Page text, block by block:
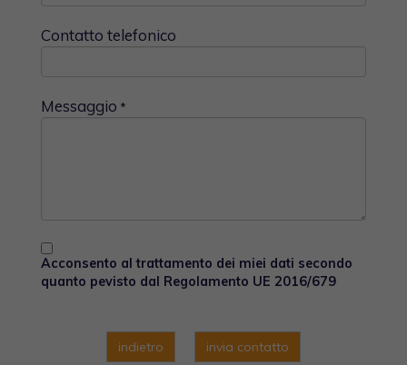
Contatto telefonico
Messaggio *
Acconsento al trattamento dei miei dati secondo
quanto pevisto dal Regolamento UE 2016/679
indietro invia contatto